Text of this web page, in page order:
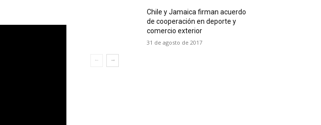
Chile y Jamaica firman acuerdo
de cooperación en deporte y
comercio exterior
31 de agosto de 2017